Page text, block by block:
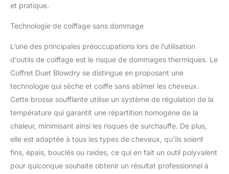
d'énergie en moins, vs
avec une brosse, en
fonction de l’utilisation
Jusqu'à 50% de
résistance à
l'humidité(5). Pochette
thermorésistante ghd
avec tapis intégré.
Brosse de nettoyage
fournie. Cordon
professionnel rotatif
extra-long de 2,7m.
et pratique.
Technologie de coiffage sans dommage
L’une des principales préoccupations lors de l’utilisation
d’outils de coiffage est le risque de dommages thermiques. Le
Coffret Duet Blowdry se distingue en proposant une
technologie qui sèche et coiffe sans abîmer les cheveux.
Cette brosse soufflante utilise un système de régulation de la
température qui garantit une répartition homogène de la
chaleur, minimisant ainsi les risques de surchauffe. De plus,
elle est adaptée à tous les types de cheveux, qu’ils soient
fins, épais, bouclés ou raides, ce qui en fait un outil polyvalent
pour quiconque souhaite obtenir un résultat professionnel à